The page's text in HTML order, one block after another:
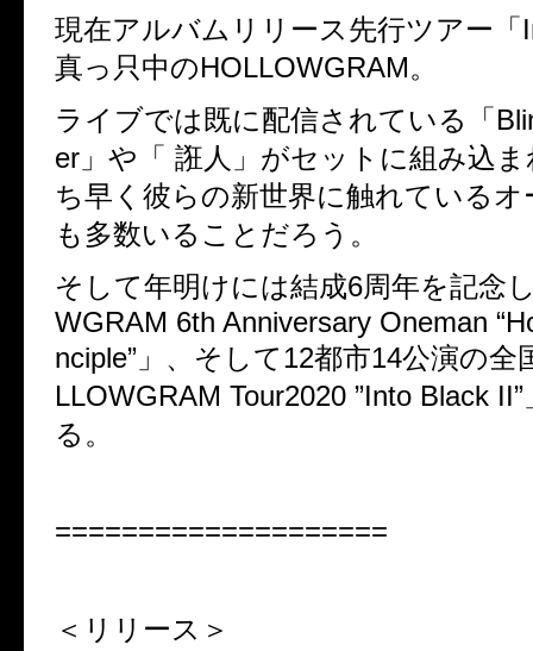
現在アルバムリリース先行ツアー「
真っ只中のHOLLOWGRAM。
ライブでは既に配信されている「
er」や「 誑人」がセットに組み込
ち早く彼らの新世界に触れている
も多数いることだろう。
そして年明けには結成6周年を記念
WGRAM 6th Anniversary Oneman
nciple”」、そして12都市14公演の全
LLOWGRAM Tour2020 ”Into Black
る。
====================
＜リリース＞